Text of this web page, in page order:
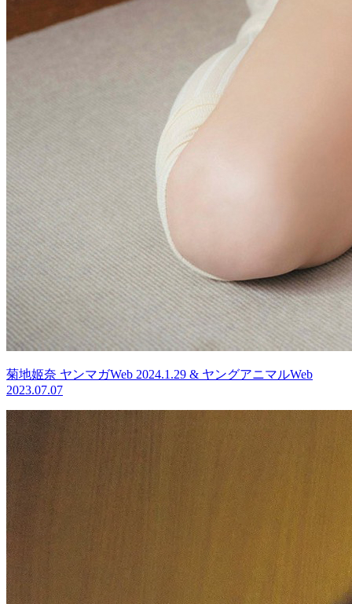
菊地姬奈 ヤンマガWeb 2024.1.29 & ヤングアニマルWeb
2023.07.07